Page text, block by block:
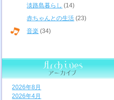
淡路島暮らし (14)
赤ちゃんとの生活 (23)
音楽 (34)
2026年8月
2026年4月